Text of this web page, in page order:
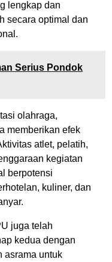
lengkap dan
secara optimal dan
Serius Pondok
olahraga,
memberikan efek
atlet, pelatih,
kegiatan
berpotensi
kuliner, dan
juga telah
kedua dengan
asrama untuk